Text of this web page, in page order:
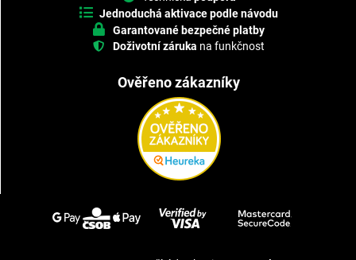
Jednoduchá aktivace podle návodu
Garantované bezpečné platby
Doživotní záruka na funkčnost
Ověřeno zákazníky